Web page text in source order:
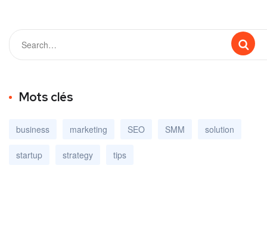
Mots clés
business marketing SEO SMM solution
startup strategy tips